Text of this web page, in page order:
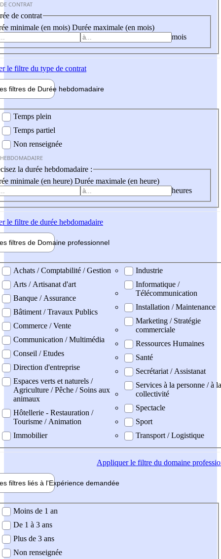
CONTRAT
de contrat
minimale (en mois) Durée maximale (en mois)
mois
le filtre du type de contrat
filtres de Durée hebdomadaire
Temps plein
Temps partiel
Non renseignée
la durée hebdomadaire :
minimale (en heure) Durée maximale (en heure)
heures
le filtre de durée hebdomadaire
filtres de Domaine professionnel
professionel
Achats / Comptabilité / Gestion
Arts / Artisanat d'art
Banque / Assurance
Bâtiment / Travaux Publics
Commerce / Vente
Communication / Multimédia
Conseil / Etudes
Direction d'entreprise
Espaces verts et naturels /
Agriculture / Pêche / Soins aux
animaux
Hôtellerie - Restauration /
Tourisme / Animation
Immobilier
Industrie
Informatique /
Télécommunication
Installation / Maintenance
Marketing / Stratégie
commerciale
Ressources Humaines
Santé
Secrétariat / Assistanat
Services à la personne / à la
collectivité
Spectacle
Sport
Transport / Logistique
Appliquerle filtre du domaine
filtres liés à l'Expérience demandée
demandée
Moins de 1 an
De 1 à 3 ans
Plus de 3 ans
Non renseignée